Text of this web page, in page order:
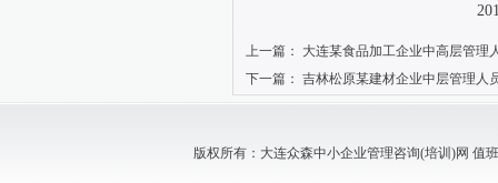
2011年7月
上一篇：
大连某食品加工企业中高层管理
下一篇： 吉林松原某建材企业中层管理人
版权所有：大连众森中小企业管理咨询(培训)网 值